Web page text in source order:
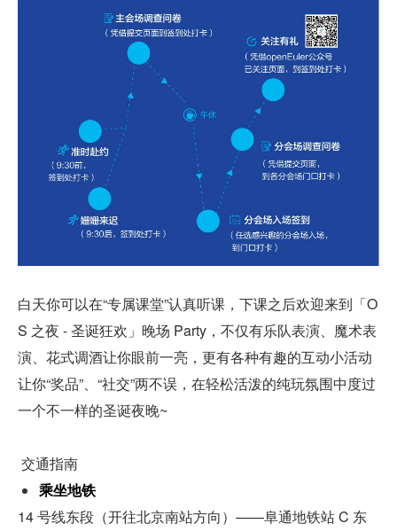
白天你可以在“专属课堂”认真听课，下课之后欢迎来到「O
S 之夜 - 圣诞狂欢」晚场 Party，不仅有乐队表演、魔术表
演、花式调酒让你眼前一亮，更有各种有趣的互动小活动
让你“奖品”、“社交”两不误，在轻松活泼的纯玩氛围中度过
一个不一样的圣诞夜晚~
交通指南
乘坐地铁
14 号线东段（开往北京南站方向）——阜通地铁站 C 东